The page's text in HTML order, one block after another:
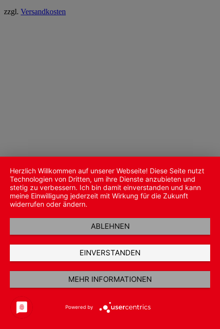
zzgl. Versandkosten
Herzlich Willkommen auf unserer Webseite! Diese Seite nutzt
Technologien von Dritten, um ihre Dienste anzubieten und
stetig zu verbessern. Ich bin damit einverstanden und kann
meine Einwilligung jederzeit mit Wirkung für die Zukunft
widerrufen oder ändern.
ABLEHNEN
EINVERSTANDEN
MEHR INFORMATIONEN
Powered by